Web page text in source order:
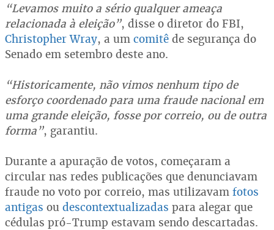
“Levamos muito a sério qualquer ameaça
relacionada à eleição”, disse o diretor do FBI,
Christopher Wray, a um comitê de segurança do
Senado em setembro deste ano.
“Historicamente, não vimos nenhum tipo de
esforço coordenado para uma fraude nacional em
uma grande eleição, fosse por correio, ou de outra
forma”, garantiu.
Durante a apuração de votos, começaram a
circular nas redes publicações que denunciavam
fraude no voto por correio, mas utilizavam fotos
antigas ou descontextualizadas para alegar que
cédulas pró-Trump estavam sendo descartadas.